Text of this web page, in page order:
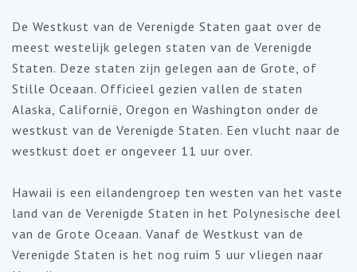
De Westkust van de Verenigde Staten gaat over de
meest westelijk gelegen staten van de Verenigde
Staten. Deze staten zijn gelegen aan de Grote, of
Stille Oceaan. Officieel gezien vallen de staten
Alaska, Californië, Oregon en Washington onder de
westkust van de Verenigde Staten. Een vlucht naar de
westkust doet er ongeveer 11 uur over.
Hawaii is een eilandengroep ten westen van het vaste
land van de Verenigde Staten in het Polynesische deel
van de Grote Oceaan. Vanaf de Westkust van de
Verenigde Staten is het nog ruim 5 uur vliegen naar